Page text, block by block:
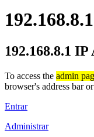
192.168.8.1 IP
To access the admin
browser's address bar
Entrar
Administrar